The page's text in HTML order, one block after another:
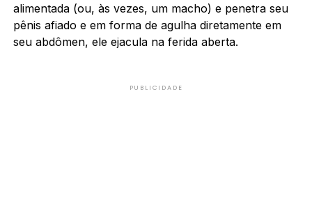
alimentada (ou, às vezes, um macho) e penetra seu
pênis afiado e em forma de agulha diretamente em
seu abdômen, ele ejacula na ferida aberta.
PUBLICIDADE